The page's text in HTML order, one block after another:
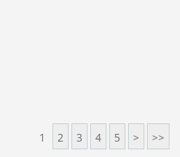
1 2 3 4 5 > >>